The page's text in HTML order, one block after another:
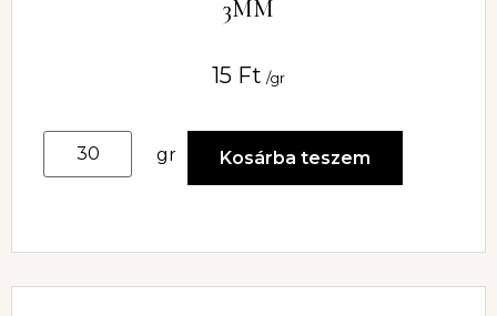
3MM
15 Ft /gr
gr Kosárba teszem